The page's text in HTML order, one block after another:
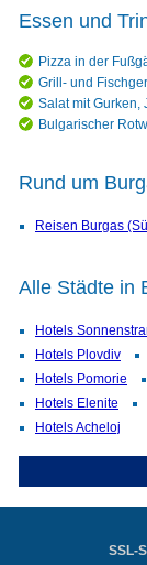
Essen und
Pizza in der
Grill- und
Salat mit Gurken,
Bulgarischer
Rund um
Reisen Burgas
Alle Städte in
Hotels
Hotels Plovdiv
Hotels Pomorie
Hotels Elenite
Hotels Acheloj
SSL-